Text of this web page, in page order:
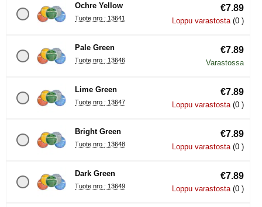
Ochre Yellow
Tuote nro : 13641
€7.89
Loppu varastosta (0 )
Pale Green
Tuote nro : 13646
€7.89
Varastossa
Lime Green
Tuote nro : 13647
€7.89
Loppu varastosta (0 )
Bright Green
Tuote nro : 13648
€7.89
Loppu varastosta (0 )
Dark Green
Tuote nro : 13649
€7.89
Loppu varastosta (0 )